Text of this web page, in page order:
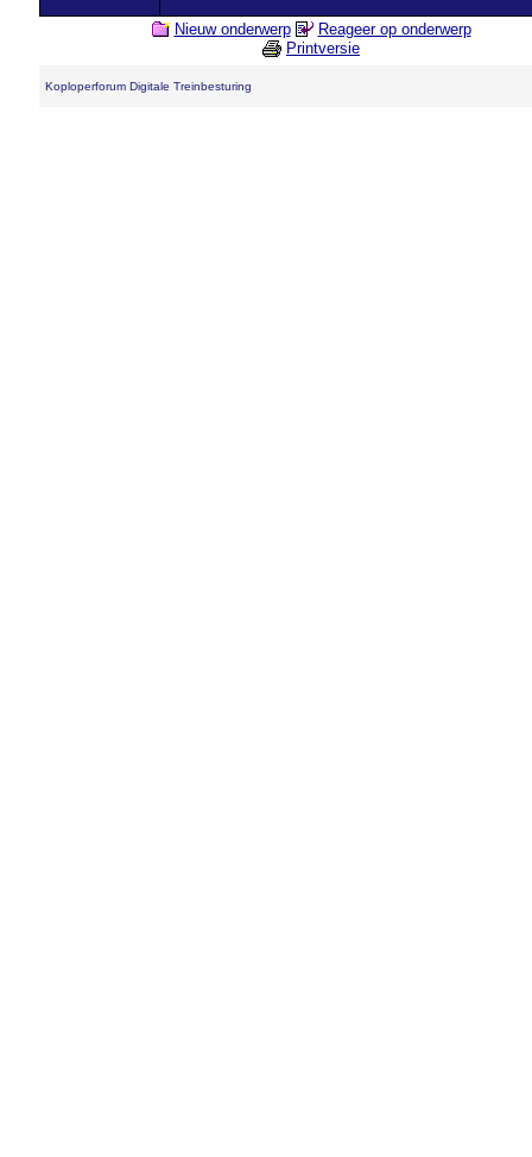
Nieuw onderwerp
Reageer op onderwerp
Printversie
Koploperforum Digitale Treinbesturing